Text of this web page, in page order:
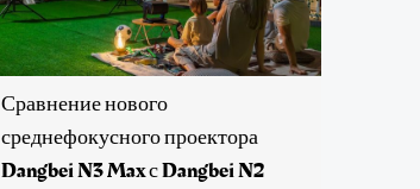
Сравнение нового
среднефокусного проектора
Dangbei N3 Max с Dangbei N2